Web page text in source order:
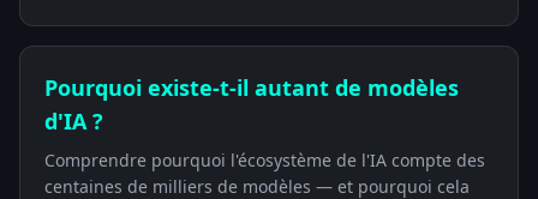
Pourquoi existe-t-il autant de modèles
d'IA ?
Comprendre pourquoi l'écosystème de l'IA compte des
centaines de milliers de modèles — et pourquoi cela